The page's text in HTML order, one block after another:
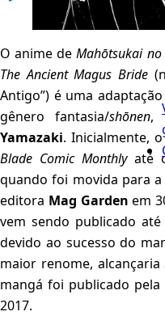
O anime deMahōtsukai no
The Ancient Magus Bride
Antigo”) é uma
gênero fantasia/shōnen,
Yamazaki. Inicialmente,
Blade Comic Monthlyaté
quando foi movida para
editora Mag Garden em
vem sendo publicado
devido ao sucesso do
maior renome,
mangá foi publicado
2017.